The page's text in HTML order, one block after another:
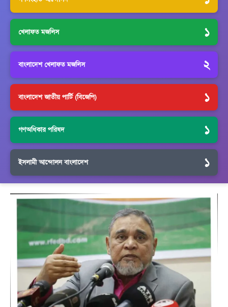
খেলাফত মজলিস ১
বাংলাদেশ খেলাফত মজলিস ২
বাংলাদেশ জাতীয় পার্টি (বিজেপি) ১
গণঅধিকার পরিষদ ১
ইসলামী আন্দোলন বাংলাদেশ ১